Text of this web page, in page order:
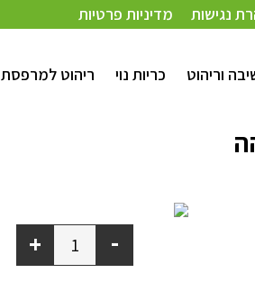
נגישות מדיניות פרטיות
וריהוט כריות נוי ריהוט למרפסת
-
+